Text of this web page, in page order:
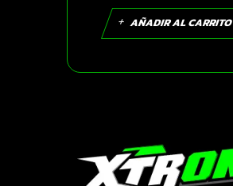
AÑADIR AL CARRITO